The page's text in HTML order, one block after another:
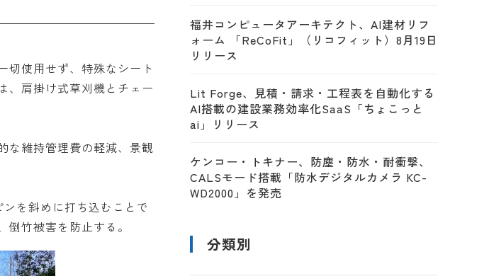
切使用せず、特殊なシート
、肩掛け式草刈機とチェー
な維持管理費の軽減、景観
を斜めに打ち込むことで
竹被害を防止する。
福井コンピュータアーキテクト、AI建材リフ
ォーム 「ReCoFit」（リコフィット）8月19日
リリース
Lit Forge、見積・請求・工程表を自動化する
AI搭載の建設業務効率化SaaS「ちょこっと
ai」リリース
ケンコー・トキナー、防塵・防水・耐衝撃、
CALSモード搭載「防水デジタルカメラ KC-
WD2000」を発売
分類別